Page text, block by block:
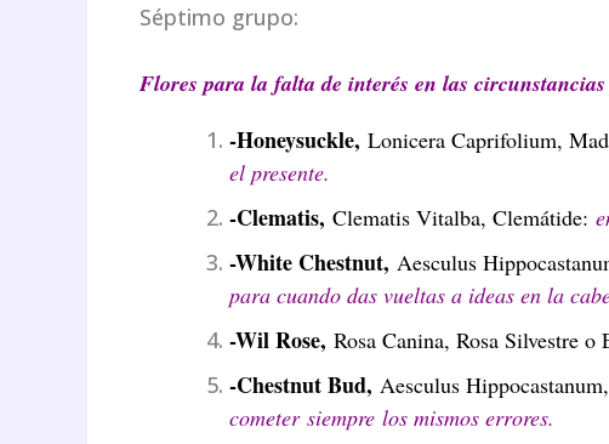
Séptimo grupo:
Flores para la falta de interés en las circunstancias
-Honeysuckle, Lonicera Caprifolium,
el presente.
-Clematis, Clematis Vitalba, Clemátide:
-White Chestnut, Aesculus
para cuando das vueltas a ideas en la
-Wil Rose, Rosa Canina, Rosa Silvestre o
-Chestnut Bud, Aesculus
cometer siempre los mismos errores.